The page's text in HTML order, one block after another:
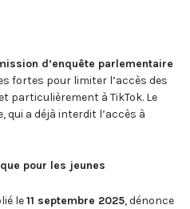
d’enquête parlementaire
fortes pour limiter l’accès des
particulièrement à TikTok. Le
qui a déjà interdit l’accès à
pour les jeunes
le11 septembre 2025, dénonce